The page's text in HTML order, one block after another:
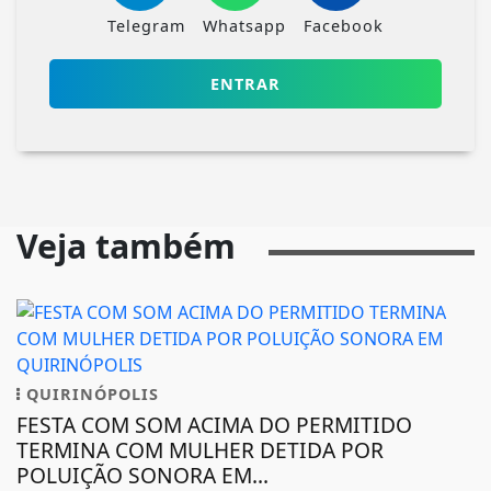
Telegram Whatsapp Facebook
ENTRAR
Veja também
QUIRINÓPOLIS
FESTA COM SOM ACIMA DO PERMITIDO
TERMINA COM MULHER DETIDA POR
POLUIÇÃO SONORA EM...